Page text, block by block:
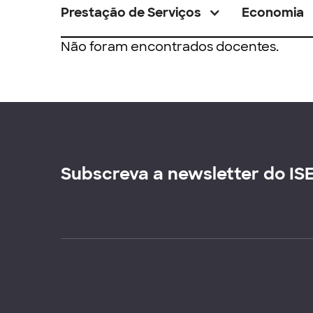
Prestação de Serviços Economia
Não foram encontrados docentes.
Subscreva a newsletter do